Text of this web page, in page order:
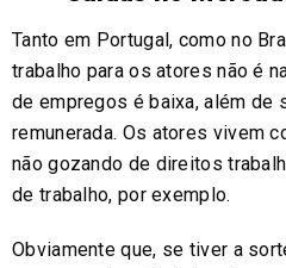
Tanto em Portugal, como no
trabalho para os atores não é
de empregos é baixa, além de
remunerada. Os atores vivem
não gozando de direitos
de trabalho, por exemplo.
Obviamente que, se tiver a